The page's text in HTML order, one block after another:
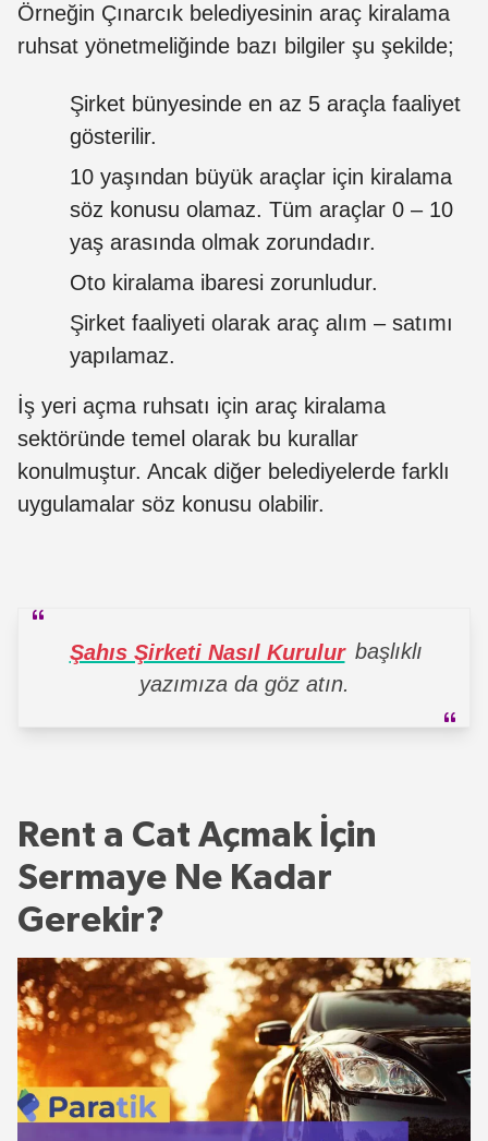
Örneğin Çınarcık belediyesinin araç kiralama
ruhsat yönetmeliğinde bazı bilgiler şu şekilde;
Şirket bünyesinde en az 5 araçla faaliyet
gösterilir.
10 yaşından büyük araçlar için kiralama
söz konusu olamaz. Tüm araçlar 0 – 10
yaş arasında olmak zorundadır.
Oto kiralama ibaresi zorunludur.
Şirket faaliyeti olarak araç alım – satımı
yapılamaz.
İş yeri açma ruhsatı için araç kiralama
sektöründe temel olarak bu kurallar
konulmuştur. Ancak diğer belediyelerde farklı
uygulamalar söz konusu olabilir.
Şahıs Şirketi Nasıl Kurulur başlıklı
yazımıza da göz atın.
Rent a Cat Açmak İçin
Sermaye Ne Kadar
Gerekir?